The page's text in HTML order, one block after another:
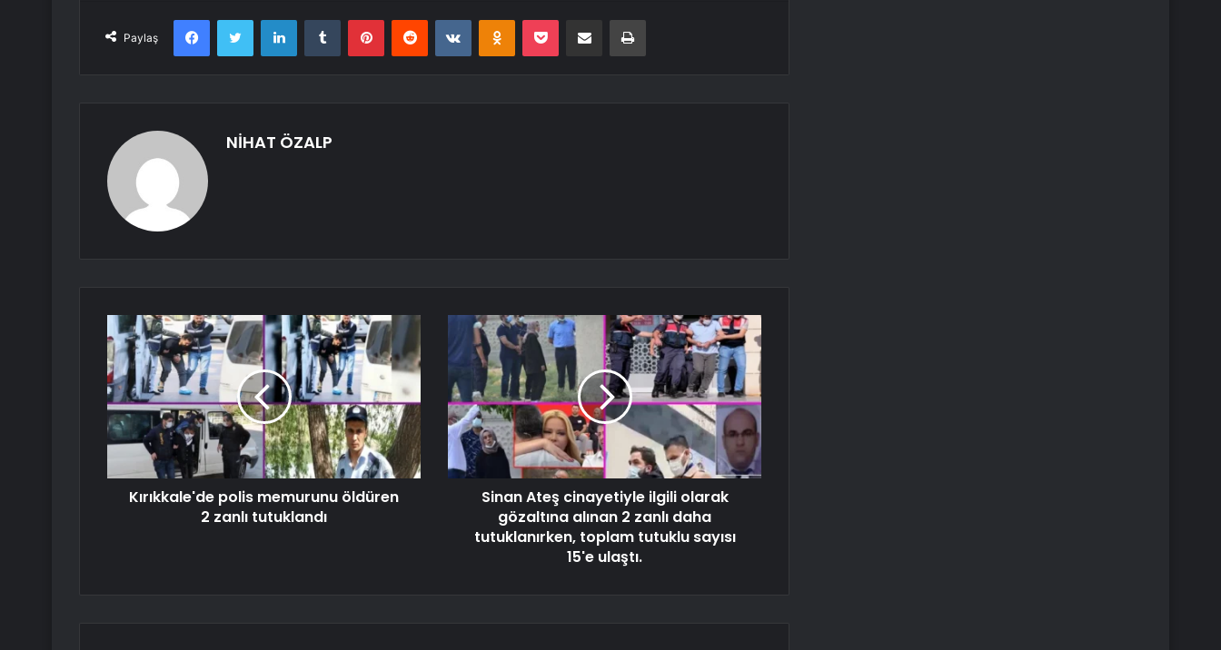
Paylaş
FacebookTwitter LinkedInTumblr PinterestReddit VKontakteOdnoklassniki
Pocket E-Posta ile paylaş Yazdır
NİHAT ÖZALP
Kırıkkale'de polis memurunu öldüren
2 zanlı tutuklandı
Sinan Ateş cinayetiyle ilgili olarak
gözaltına alınan 2 zanlı daha
tutuklanırken, toplam tutuklu sayısı
15'e ulaştı.